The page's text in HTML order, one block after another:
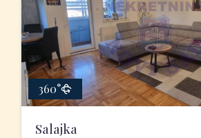
360°
Salajka